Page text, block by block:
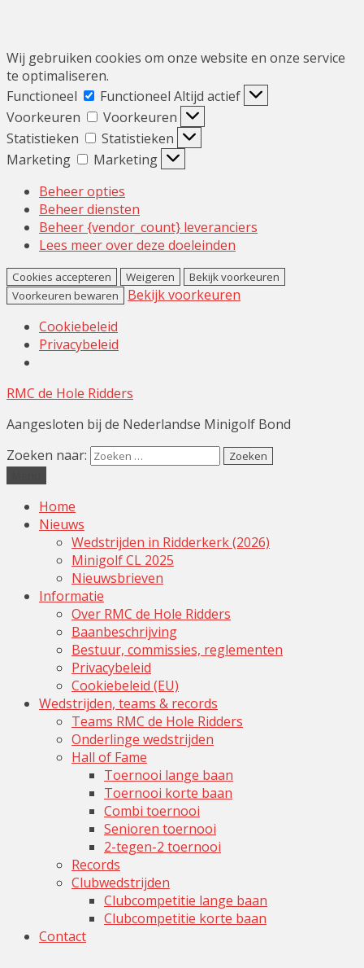
Wij gebruiken cookies om onze website en onze service
te optimaliseren.
Functioneel
Functioneel Altijd actief
Voorkeuren
Voorkeuren
Statistieken
Statistieken
Marketing
Marketing
Beheer opties
Beheer diensten
Beheer {vendor_count} leveranciers
Lees meer over deze doeleinden
Cookies accepteren Weigeren
Bekijk voorkeuren
Voorkeuren bewaren
Bekijk voorkeuren
Cookiebeleid
Privacybeleid
RMC de Hole Ridders
Aangesloten bij de Nederlandse Minigolf Bond
Zoeken naar:
Home
Nieuws
Wedstrijden in Ridderkerk (2026)
Minigolf CL 2025
Nieuwsbrieven
Informatie
Over RMC de Hole Ridders
Baanbeschrijving
Bestuur, commissies, reglementen
Privacybeleid
Cookiebeleid (EU)
Wedstrijden, teams & records
Teams RMC de Hole Ridders
Onderlinge wedstrijden
Hall of Fame
Toernooi lange baan
Toernooi korte baan
Combi toernooi
Senioren toernooi
2-tegen-2 toernooi
Records
Clubwedstrijden
Clubcompetitie lange baan
Clubcompetitie korte baan
Contact